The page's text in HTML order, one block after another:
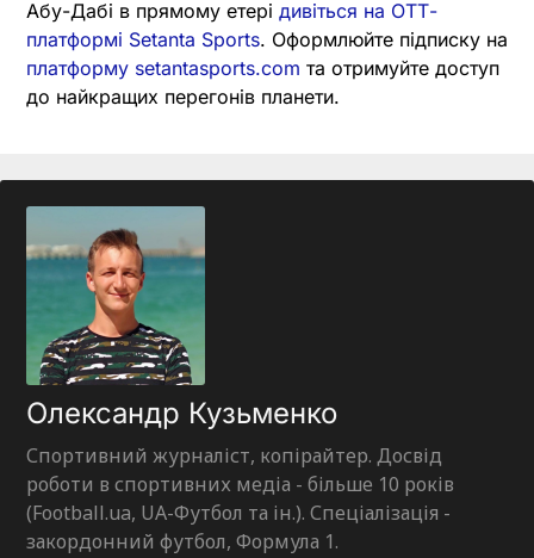
Абу-Дабі в прямому етері дивіться на ОТТ-
платформі Setanta Sports. Оформлюйте підписку на
платформу setantasports.com та отримуйте доступ
до найкращих перегонів планети.
Олександр Кузьменко
Спортивний журналіст, копірайтер. Досвід
роботи в спортивних медіа - більше 10 років
(Football.ua, UA-Футбол та ін.). Спеціалізація -
закордонний футбол, Формула 1.